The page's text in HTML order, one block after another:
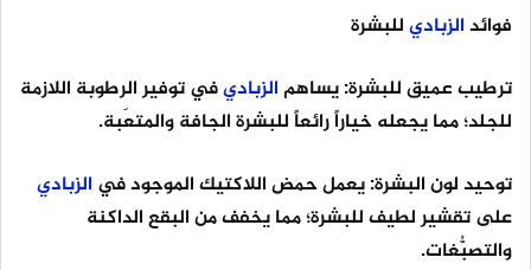
فوائدالزباديللبشرة
ترطيب عميق للبشرة: يساهم الزباديفي توفير الرطوبة اللازمة
للجلد؛ مما يجعله خياراً رائعاً للبشرة الجافة والمتعَبة.
توحيد لون البشرة: يعمل حمض اللاكتيك الموجود في الزبادي
على تقشير لطيف للبشرة؛ مما يخفف من البقع الداكنة
والتصبُّغات.